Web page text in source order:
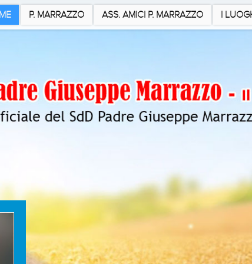
P. MARRAZZO ASS. AMICI P. MARRAZZO I